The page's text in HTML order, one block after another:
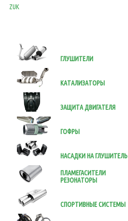
ZUK
ГЛУШИТЕЛИ
КАТАЛИЗАТОРЫ
ЗАЩИТА ДВИГАТЕЛЯ
ГОФРЫ
НАСАДКИ НА ГЛУШИТЕЛЬ
ПЛАМЕГАСИТЕЛИ
РЕЗОНАТОРЫ
СПОРТИВНЫЕ СИСТЕМЫ